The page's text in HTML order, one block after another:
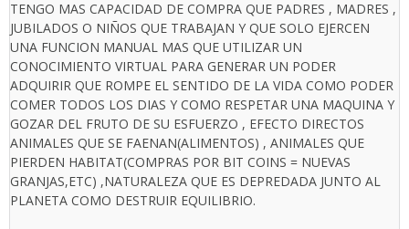
TENGO MAS CAPACIDAD DE COMPRA QUE PADRES , MADRES ,
JUBILADOS O NIÑOS QUE TRABAJAN Y QUE SOLO EJERCEN
UNA FUNCION MANUAL MAS QUE UTILIZAR UN
CONOCIMIENTO VIRTUAL PARA GENERAR UN PODER
ADQUIRIR QUE ROMPE EL SENTIDO DE LA VIDA COMO PODER
COMER TODOS LOS DIAS Y COMO RESPETAR UNA MAQUINA Y
GOZAR DEL FRUTO DE SU ESFUERZO , EFECTO DIRECTOS
ANIMALES QUE SE FAENAN(ALIMENTOS) , ANIMALES QUE
PIERDEN HABITAT(COMPRAS POR BIT COINS = NUEVAS
GRANJAS,ETC) ,NATURALEZA QUE ES DEPREDADA JUNTO AL
PLANETA COMO DESTRUIR EQUILIBRIO.